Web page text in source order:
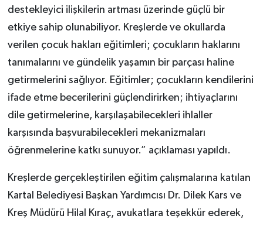
destekleyici ilişkilerin artması üzerinde güçlü bir
etkiye sahip olunabiliyor. Kreşlerde ve okullarda
verilen çocuk hakları eğitimleri; çocukların haklarını
tanımalarını ve gündelik yaşamın bir parçası haline
getirmelerini sağlıyor. Eğitimler; çocukların kendilerini
ifade etme becerilerini güçlendirirken; ihtiyaçlarını
dile getirmelerine, karşılaşabilecekleri ihlaller
karşısında başvurabilecekleri mekanizmaları
öğrenmelerine katkı sunuyor.” açıklaması yapıldı.
Kreşlerde gerçekleştirilen eğitim çalışmalarına katılan
Kartal Belediyesi Başkan Yardımcısı Dr. Dilek Kars ve
Kreş Müdürü Hilal Kıraç, avukatlara teşekkür ederek,